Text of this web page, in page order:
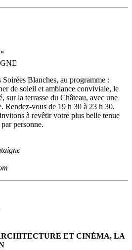
Blanches, au programme :
de soleil et ambiance conviviale, le
sur la terrasse du Château, avec une
Rendez-vous de 19 h 30 à 23 h 30.
à revêtir votre plus belle tenue
personne.
ET CINÉMA, LA